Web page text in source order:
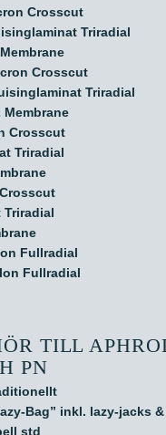
Crosscut
Triradial
Crosscut
Triradial
Membrane
Crosscut
Triradial
Triradial
Fullradial
Fullradial
TILL
PN
Bag” inkl. lazy-jacks
std